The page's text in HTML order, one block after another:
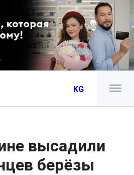
KG
высадили
берёзы